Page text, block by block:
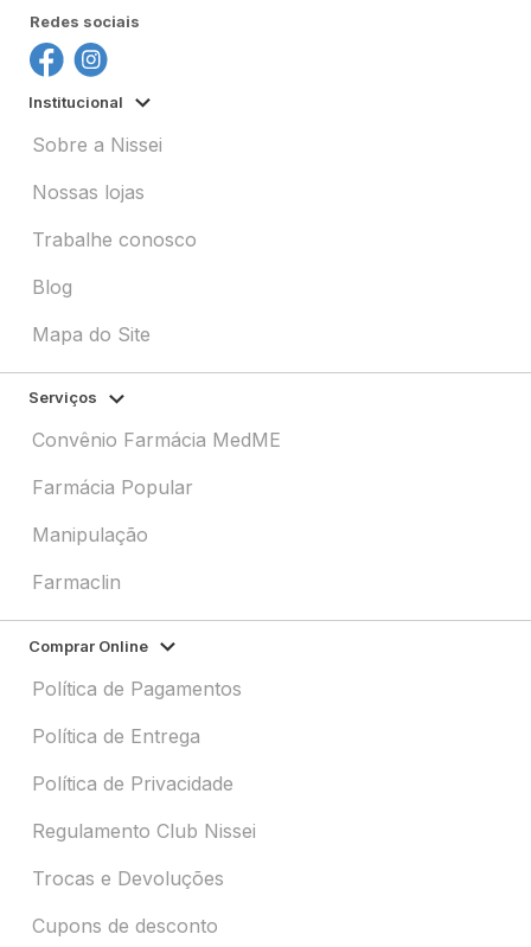
Redes sociais
Institucional
Sobre a Nissei
Nossas lojas
Trabalhe conosco
Blog
Mapa do Site
Serviços
Convênio Farmácia MedME
Farmácia Popular
Manipulação
Farmaclin
Comprar Online
Política de Pagamentos
Política de Entrega
Política de Privacidade
Regulamento Club Nissei
Trocas e Devoluções
Cupons de desconto